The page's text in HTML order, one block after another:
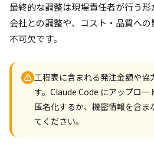
最終的な調整は現場責任者が行う
会社との調整や、コスト・品質へ
不可欠です。
⚠ 工程表に含まれる発注金額や協
す。Claude Code にアップロー
匿名化するか、機密情報を含ま
てください。